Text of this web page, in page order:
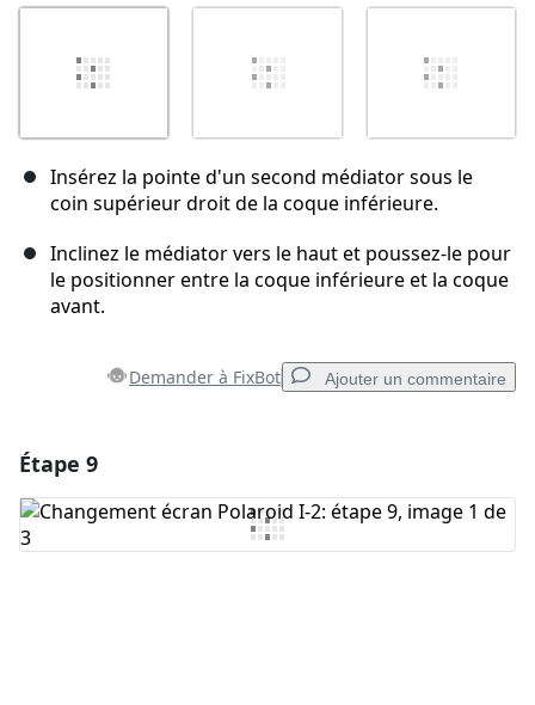
Insérez la pointe d'un second médiator sous le
coin supérieur droit de la coque inférieure.
Inclinez le médiator vers le haut et poussez-le pour
le positionner entre la coque inférieure et la coque
avant.
Demander à FixBot Ajouter un commentaire
Ajouter un commentaire
Étape 9